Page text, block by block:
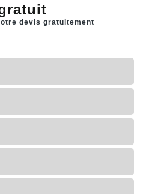
devis gratuitement